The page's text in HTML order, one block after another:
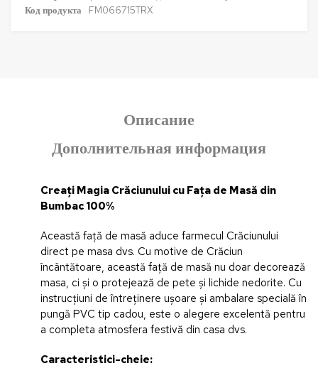
Код продукта
FM066715TRX
Описание
Дополнительная информация
Creați Magia Crăciunului cu Fața de Masă din
Bumbac 100%
Această față de masă aduce farmecul Crăciunului
direct pe masa dvs. Cu motive de Crăciun
încântătoare, această față de masă nu doar decorează
masa, ci și o protejează de pete și lichide nedorite. Cu
instrucțiuni de întreținere ușoare și ambalare specială în
pungă PVC tip cadou, este o alegere excelentă pentru
a completa atmosfera festivă din casa dvs.
Caracteristici-cheie: